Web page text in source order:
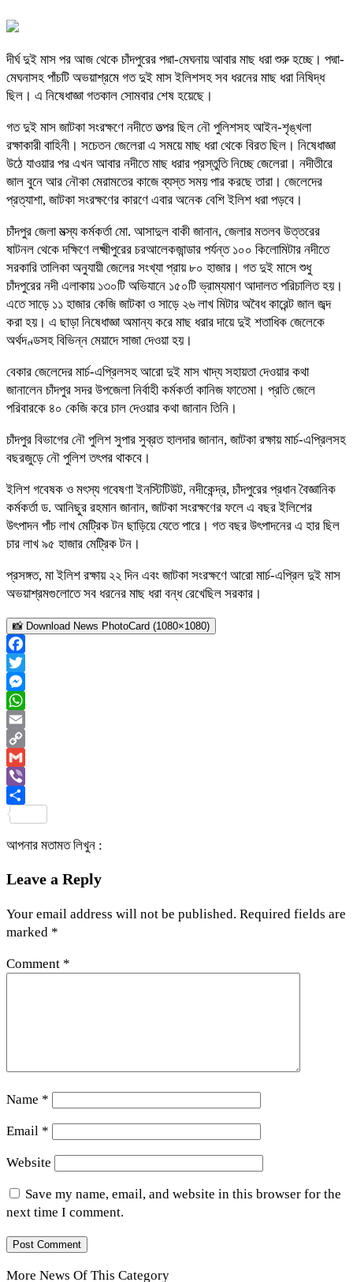
দীর্ঘ দুই মাস পর আজ থেকে চাঁদপুরের পদ্মা-মেঘনায় আবার মাছ ধরা শুরু হচ্ছে। পদ্মা-
মেঘনাসহ পাঁচটি অভয়াশ্রমে গত দুই মাস ইলিশসহ সব ধরনের মাছ ধরা নিষিদ্ধ
ছিল। এ নিষেধাজ্ঞা গতকাল সোমবার শেষ হয়েছে।
গত দুই মাস জাটকা সংরক্ষণে নদীতে তত্পর ছিল নৌ পুলিশসহ আইন-শৃঙ্খলা
রক্ষাকারী বাহিনী। সচেতন জেলেরা এ সময়ে মাছ ধরা থেকে বিরত ছিল। নিষেধাজ্ঞা
উঠে যাওয়ার পর এখন আবার নদীতে মাছ ধরার প্রস্তুতি নিচ্ছে জেলেরা। নদীতীরে
জাল বুনে আর নৌকা মেরামতের কাজে ব্যস্ত সময় পার করছে তারা। জেলেদের
প্রত্যাশা, জাটকা সংরক্ষণের কারণে এবার অনেক বেশি ইলিশ ধরা পড়বে।
চাঁদপুর জেলা মত্স্য কর্মকর্তা মো. আসাদুল বাকী জানান, জেলার মতলব উত্তরের
ষাটনল থেকে দক্ষিণে লক্ষ্মীপুরের চরআলেকজান্ডার পর্যন্ত ১০০ কিলোমিটার নদীতে
সরকারি তালিকা অনুযায়ী জেলের সংখ্যা প্রায় ৮০ হাজার। গত দুই মাসে শুধু
চাঁদপুরের নদী এলাকায় ১৩০টি অভিযানে ১৫০টি ভ্রাম্যমাণ আদালত পরিচালিত হয়।
এতে সাড়ে ১১ হাজার কেজি জাটকা ও সাড়ে ২৬ লাখ মিটার অবৈধ কারেন্ট জাল জব্দ
করা হয়। এ ছাড়া নিষেধাজ্ঞা অমান্য করে মাছ ধরার দায়ে দুই শতাধিক জেলেকে
অর্থদণ্ডসহ বিভিন্ন মেয়াদে সাজা দেওয়া হয়।
বেকার জেলেদের মার্চ-এপ্রিলসহ আরো দুই মাস খাদ্য সহায়তা দেওয়ার কথা
জানালেন চাঁদপুর সদর উপজেলা নির্বাহী কর্মকর্তা কানিজ ফাতেমা। প্রতি জেলে
পরিবারকে ৪০ কেজি করে চাল দেওয়ার কথা জানান তিনি।
চাঁদপুর বিভাগের নৌ পুলিশ সুপার সুব্রত হালদার জানান, জাটকা রক্ষায় মার্চ-এপ্রিলসহ
বছরজুড়ে নৌ পুলিশ তৎপর থাকবে।
ইলিশ গবেষক ও মৎস্য গবেষণা ইনস্টিটিউট, নদীকেন্দ্র, চাঁদপুরের প্রধান বৈজ্ঞানিক
কর্মকর্তা ড. আনিছুর রহমান জানান, জাটকা সংরক্ষণের ফলে এ বছর ইলিশের
উৎপাদন পাঁচ লাখ মেট্রিক টন ছাড়িয়ে যেতে পারে। গত বছর উৎপাদনের এ হার ছিল
চার লাখ ৯৫ হাজার মেট্রিক টন।
প্রসঙ্গত, মা ইলিশ রক্ষায় ২২ দিন এবং জাটকা সংরক্ষণে আরো মার্চ-এপ্রিল দুই মাস
অভয়াশ্রমগুলোতে সব ধরনের মাছ ধরা বন্ধ রেখেছিল সরকার।
📸 Download News PhotoCard (1080×1080)
Facebook
Twitter
Messenger
WhatsApp
Email
Copy
Link
Gmail
Viber
আপনার মতামত লিখুন :
Leave a Reply
Your email address will not be published. Required fields are
marked *
Comment *
Name *
Email *
Website
Save my name, email, and website in this browser for the
next time I comment.
More News Of This Category